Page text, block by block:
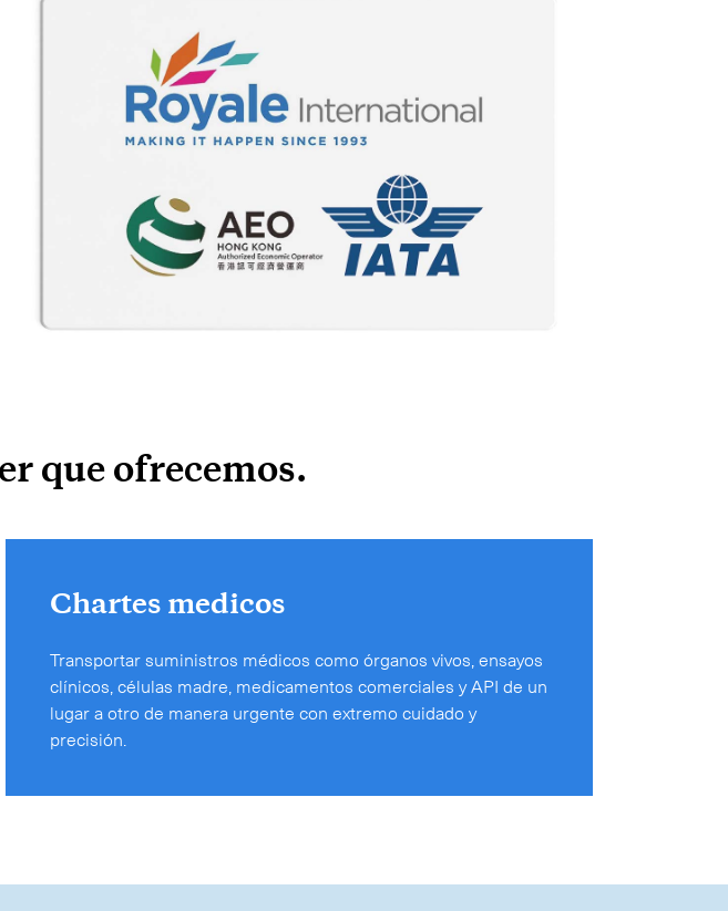
que ofrecemos.
Chartes medicos
Transportar suministros médicos como órganos vivos, ensayos
clínicos, células madre, medicamentos comerciales y API de un
lugar a otro de manera urgente con extremo cuidado y
precisión.
-Hot Shot